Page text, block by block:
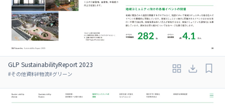
GLP SustainabilityReport 2023
#その他資料#物流#グリーン